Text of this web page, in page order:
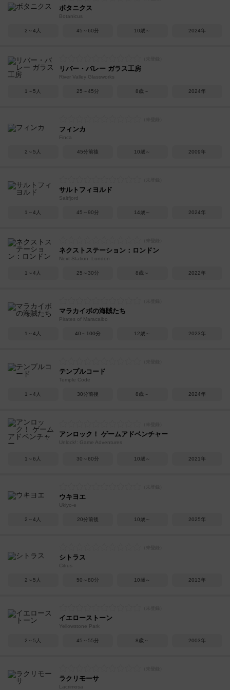
ボタニクス
Botanicus
2～4人 45～60分 10歳～ 2024年
リバー・バレー ガラス工房
River Valley Glassworks
1～5人 25～45分 8歳～ 2024年
フィンカ
Finca
2～5人 45分前後 10歳～ 2009年
サルトフィヨルド
Saltfjord
1～4人 45～90分 14歳～ 2024年
ネクストステーション：ロンドン
Next Station: London
1～4人 25～30分 8歳～ 2022年
マラカイボの海賊たち
Pirates of Maracaibo
1～4人 40～100分 12歳～ 2023年
テンプルコード
Temple Code
1～4人 30分前後 8歳～ 2024年
アンロック！ ゲームアドベンチャー
Unlock!: Game Adventures
1～6人 30～60分 10歳～ 2021年
ウキヨエ
Ukiyo-e
2～4人 20分前後 10歳～ 2025年
シトラス
Citrus
2～5人 50～80分 10歳～ 2013年
イエローストーン
Yellowstone Park
2～5人 45～55分 8歳～ 2003年
ラクリモーサ
Lacrimosa